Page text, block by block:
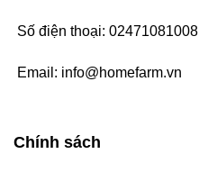
Số điện thoại: 02471081008
Email: info@homefarm.vn
Chính sách